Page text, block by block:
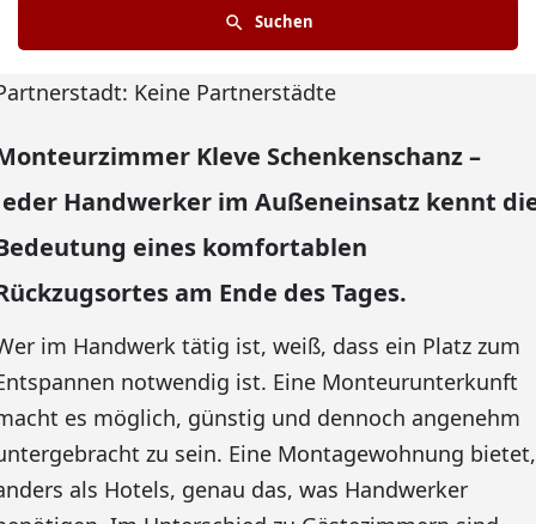
Suchen
Keine Partnerstädte
Kleve Schenkenschanz –
Handwerker im Außeneinsatz kennt
eines komfortablen
am Ende des Tages.
im Handwerk tätig ist, weiß, dass ein Platz zum
notwendig ist. Eine Monteurunterkunft
es möglich, günstig und dennoch angenehm
zu sein. Eine Montagewohnung bietet,
als Hotels, genau das, was Handwerker